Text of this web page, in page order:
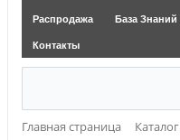
Распродажа
База Знаний
Контакты
Главная страница Каталог